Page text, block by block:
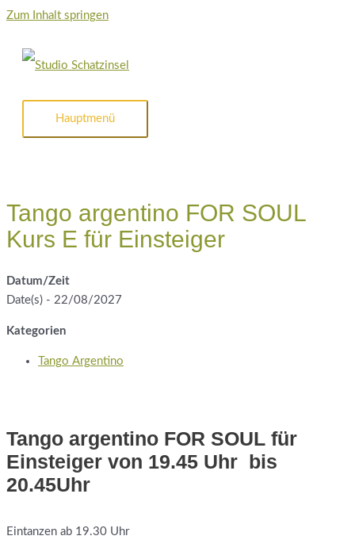
Zum Inhalt springen
Hauptmenü
Tango argentino FOR SOUL
Kurs E für Einsteiger
Datum/Zeit
Date(s) - 22/08/2027
Kategorien
Tango Argentino
Tango argentino FOR SOUL für
Einsteiger von 19.45 Uhr bis
20.45Uhr
Eintanzen ab 19.30 Uhr